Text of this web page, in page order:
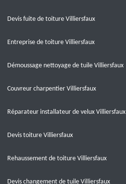
Devis fuite de toiture Villiersfaux
Entreprise de toiture Villiersfaux
Démoussage nettoyage de tuile Villiersfaux
Couvreur charpentier Villiersfaux
Réparateur installateur de velux Villiersfaux
Devis toiture Villiersfaux
Rehaussement de toiture Villiersfaux
Devis changement de tuile Villiersfaux